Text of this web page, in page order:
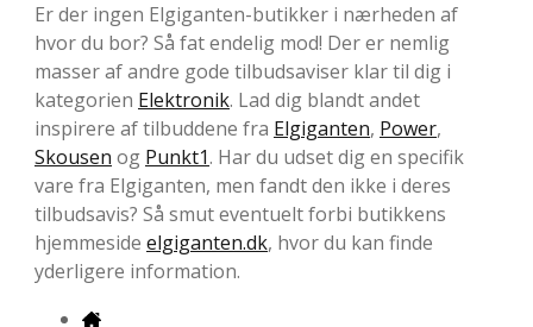
Er der ingen Elgiganten-butikker i nærheden af
hvor du bor? Så fat endelig mod! Der er nemlig
masser af andre gode tilbudsaviser klar til dig i
kategorien Elektronik. Lad dig blandt andet
inspirere af tilbuddene fra Elgiganten, Power,
Skousen og Punkt1. Har du udset dig en specifik
vare fra Elgiganten, men fandt den ikke i deres
tilbudsavis? Så smut eventuelt forbi butikkens
hjemmeside elgiganten.dk, hvor du kan finde
yderligere information.